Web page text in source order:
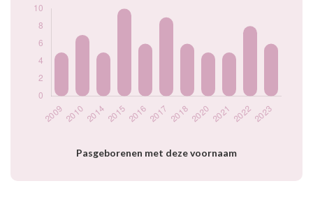
Pasgeborenen met deze voornaam
Popularité du
prénom Luciana
par année
2023